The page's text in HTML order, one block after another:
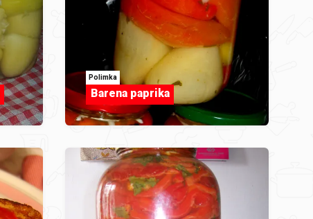
Polimka
Barena paprika